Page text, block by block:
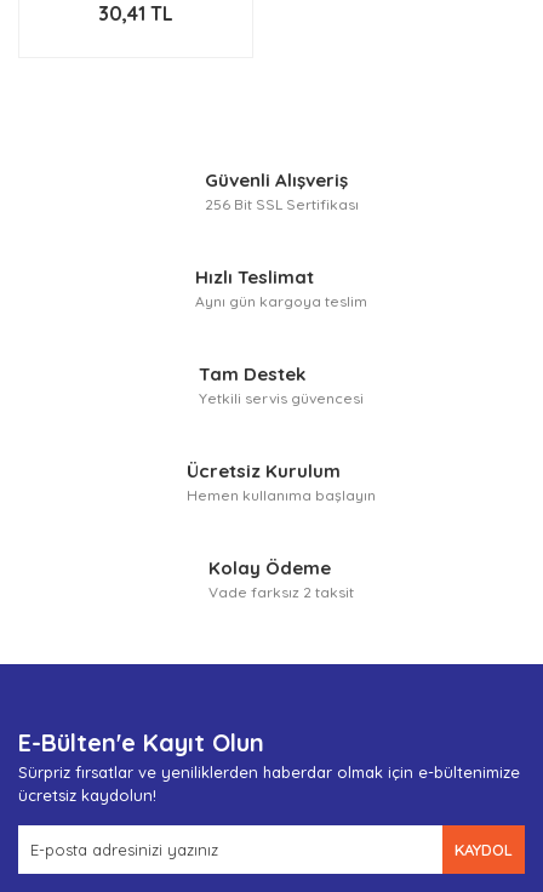
30,41 TL
Güvenli Alışveriş
256 Bit SSL Sertifikası
Hızlı Teslimat
Aynı gün kargoya teslim
Tam Destek
Yetkili servis güvencesi
Ücretsiz Kurulum
Hemen kullanıma başlayın
Kolay Ödeme
Vade farksız 2 taksit
E-Bülten'e Kayıt Olun
Sürpriz fırsatlar ve yeniliklerden haberdar olmak için e-bültenimize
ücretsiz kaydolun!
KAYDOL